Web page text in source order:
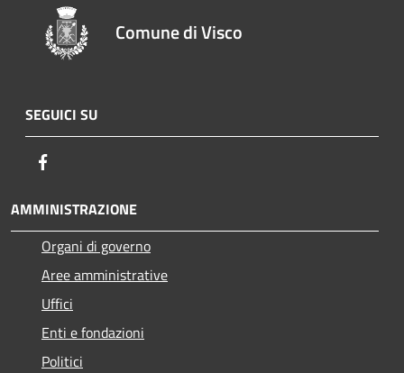
Comune di Visco
SEGUICI SU
AMMINISTRAZIONE
Organi di governo
Aree amministrative
Uffici
Enti e fondazioni
Politici